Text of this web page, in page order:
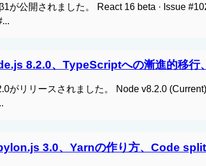
が公開されました。 React 16 beta · Issue
8.2.0、TypeScriptへの漸進的移行
がリリースされました。 Node v8.2.0
3.0、Yarnの作り方、Code